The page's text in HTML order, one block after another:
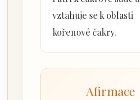
vztahuje se k oblasti
kořenové čakry.
Afirmace